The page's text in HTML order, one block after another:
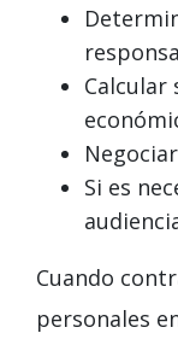
Calcular
Si es
Cuando
personales